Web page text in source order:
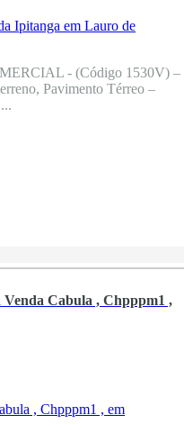
- (Código 1530V) –
Pavimento Térreo –
Cabula , Chpppm1 ,